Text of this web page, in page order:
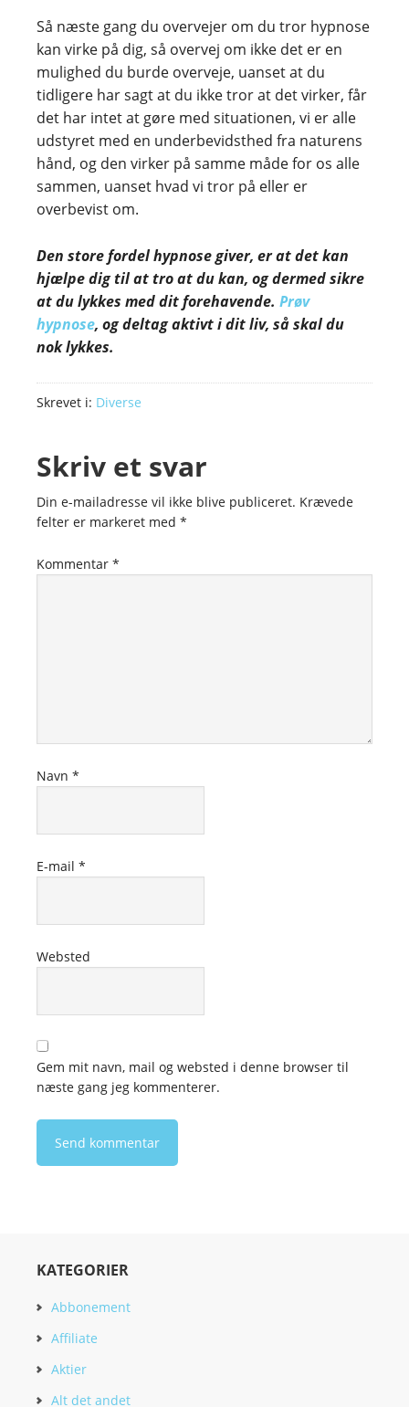
Så næste gang du overvejer om du tror hypnose
kan virke på dig, så overvej om ikke det er en
mulighed du burde overveje, uanset at du
tidligere har sagt at du ikke tror at det virker, får
det har intet at gøre med situationen, vi er alle
udstyret med en underbevidsthed fra naturens
hånd, og den virker på samme måde for os alle
sammen, uanset hvad vi tror på eller er
overbevist om.
Den store fordel hypnose giver, er at det kan
hjælpe dig til at tro at du kan, og dermed sikre
at du lykkes med dit forehavende. Prøv
hypnose, og deltag aktivt i dit liv, så skal du
nok lykkes.
Skrevet i: Diverse
Skriv et svar
Din e-mailadresse vil ikke blive publiceret. Krævede
felter er markeret med *
Kommentar *
Navn *
E-mail *
Websted
Gem mit navn, mail og websted i denne browser til
næste gang jeg kommenterer.
KATEGORIER
Abbonement
Affiliate
Aktier
Alt det andet